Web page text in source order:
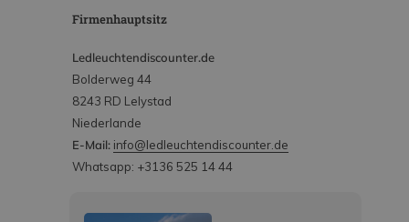
Firmenhauptsitz
Ledleuchtendiscounter.de
Bolderweg 44
8243 RD Lelystad
Niederlande
E-Mail: info@ledleuchtendiscounter.de
Whatsapp: +3136 525 14 44